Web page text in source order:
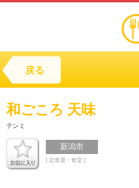
戻る
和ごころ 天味
テンミ
新潟市
[ 定食屋・食堂 ]